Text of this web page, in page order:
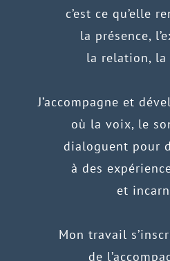
c’est ce qu’elle
la présence,
la relation, la
J’accompagne et
où la voix, le
dialoguent pour
à des
et
Mon travail
de